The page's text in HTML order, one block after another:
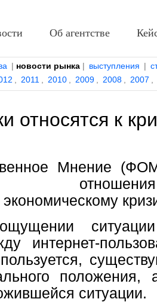
| новости рынка | выступления |
2011 2010 2009 2008 2007
относятся к
Мнение
интернет-
положения,
ситуации.
Об агентстве